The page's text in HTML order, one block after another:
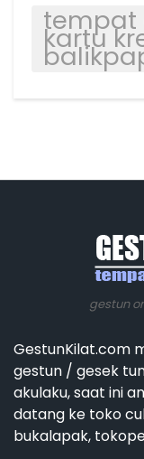
tempat
kartu
gestun
GestunKilat.com
gestun / gesek
akulaku, saat ini
datang ke toko
bukalapak,